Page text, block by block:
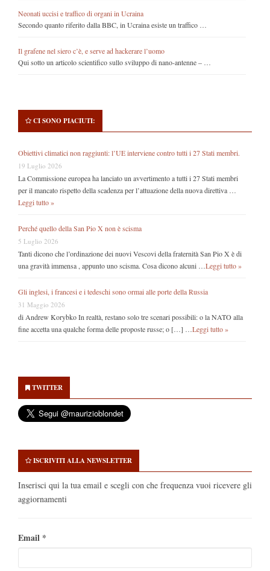
Neonati uccisi e traffico di organi in Ucraina
Secondo quanto riferito dalla BBC, in Ucraina esiste un traffico …
Il grafene nel siero c’è, e serve ad hackerare l’uomo
Qui sotto un articolo scientifico sullo sviluppo di nano-antenne – …
CI SONO PIACIUTI:
Obiettivi climatici non raggiunti: l’UE interviene contro tutti i 27 Stati membri.
19 Luglio 2026
La Commissione europea ha lanciato un avvertimento a tutti i 27 Stati membri
per il mancato rispetto della scadenza per l’attuazione della nuova direttiva …
Leggi tutto »
Perché quello della San Pio X non è scisma
5 Luglio 2026
Tanti dicono che l’ordinazione dei nuovi Vescovi della fraternità San Pio X è di
una gravità immensa , appunto uno scisma. Cosa dicono alcuni … Leggi tutto »
Gli inglesi, i francesi e i tedeschi sono ormai alle porte della Russia
31 Maggio 2026
di Andrew Korybko In realtà, restano solo tre scenari possibili: o la NATO alla
fine accetta una qualche forma delle proposte russe; o […] … Leggi tutto »
Sidebar
TWITTER
ISCRIVITI ALLA NEWSLETTER
Inserisci qui la tua email e scegli con che frequenza vuoi ricevere gli
aggiornamenti
Email *